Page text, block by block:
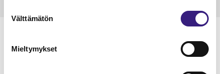
valinta
Välttämätön
Mieltymykset